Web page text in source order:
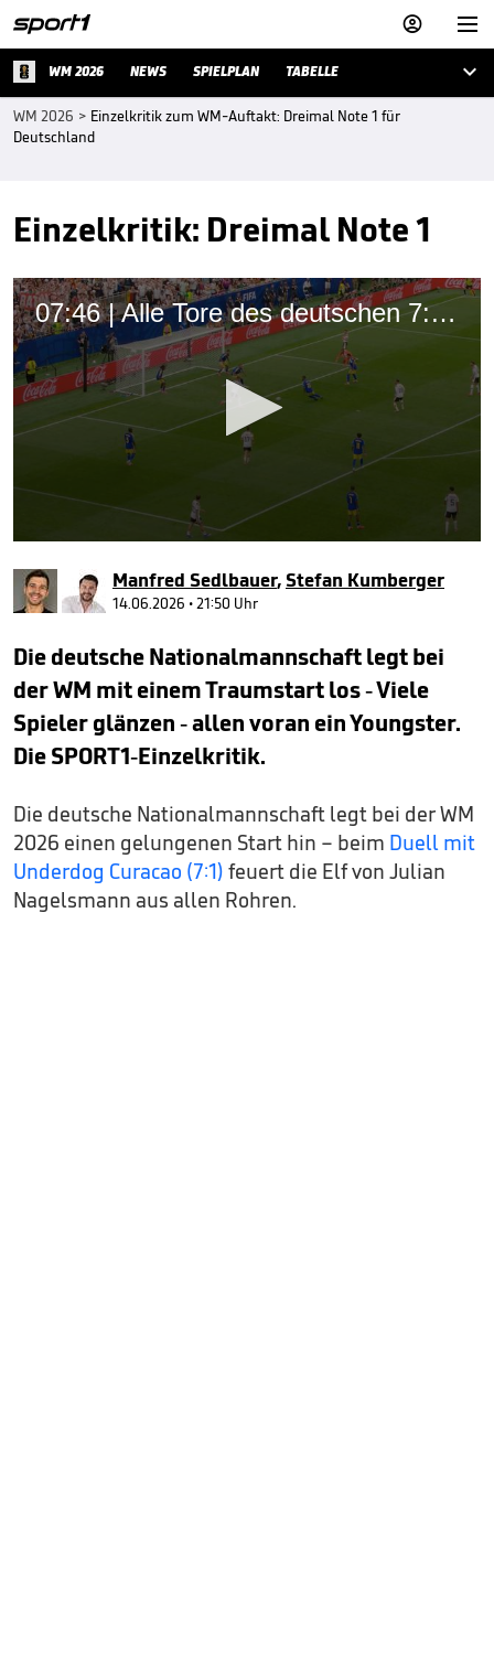


WM 2026 NEWS SPIELPLAN TABELLE 
WM 2026 > Einzelkritik zum WM-Auftakt: Dreimal Note 1 für
Deutschland
Einzelkritik: Dreimal Note 1
07:46 | Alle Tore des deutschen 7:1 im Video
seconds
of
minutes,
seconds
Manfred Sedlbauer,Stefan Kumberger
14.06.2026 • 21:50 Uhr
Die deutsche Nationalmannschaft legt bei
der WM mit einem Traumstart los - Viele
Spieler glänzen - allen voran ein Youngster.
Die SPORT1-Einzelkritik.
Die deutsche Nationalmannschaft legt bei der WM
2026 einen gelungenen Start hin – beim Duell mit
Underdog Curacao (7:1) feuert die Elf von Julian
Nagelsmann aus allen Rohren.